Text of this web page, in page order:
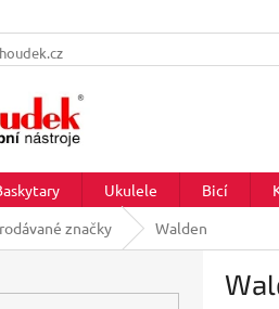
Ukulele Bicí
značky Walden